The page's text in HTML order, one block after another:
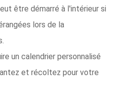
être démarré à l'intérieur si
lors de la
un calendrier personnalisé
et récoltez pour votre